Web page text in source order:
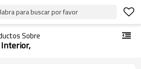
para buscar por favor
Sobre
Interior,